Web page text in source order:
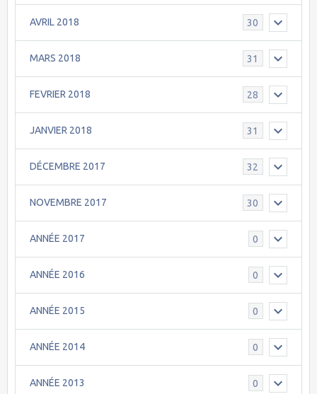
AVRIL 2018 30
MARS 2018 31
FEVRIER 2018 28
JANVIER 2018 31
DÉCEMBRE 2017 32
NOVEMBRE 2017 30
ANNÉE 2017 0
ANNÉE 2016 0
ANNÉE 2015 0
ANNÉE 2014 0
ANNÉE 2013 0